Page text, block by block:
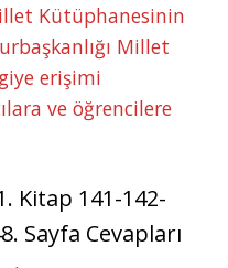
Kütüphanesinin
Millet
erişimi
ve öğrencilere
Kitap 141-142-
Sayfa Cevapları